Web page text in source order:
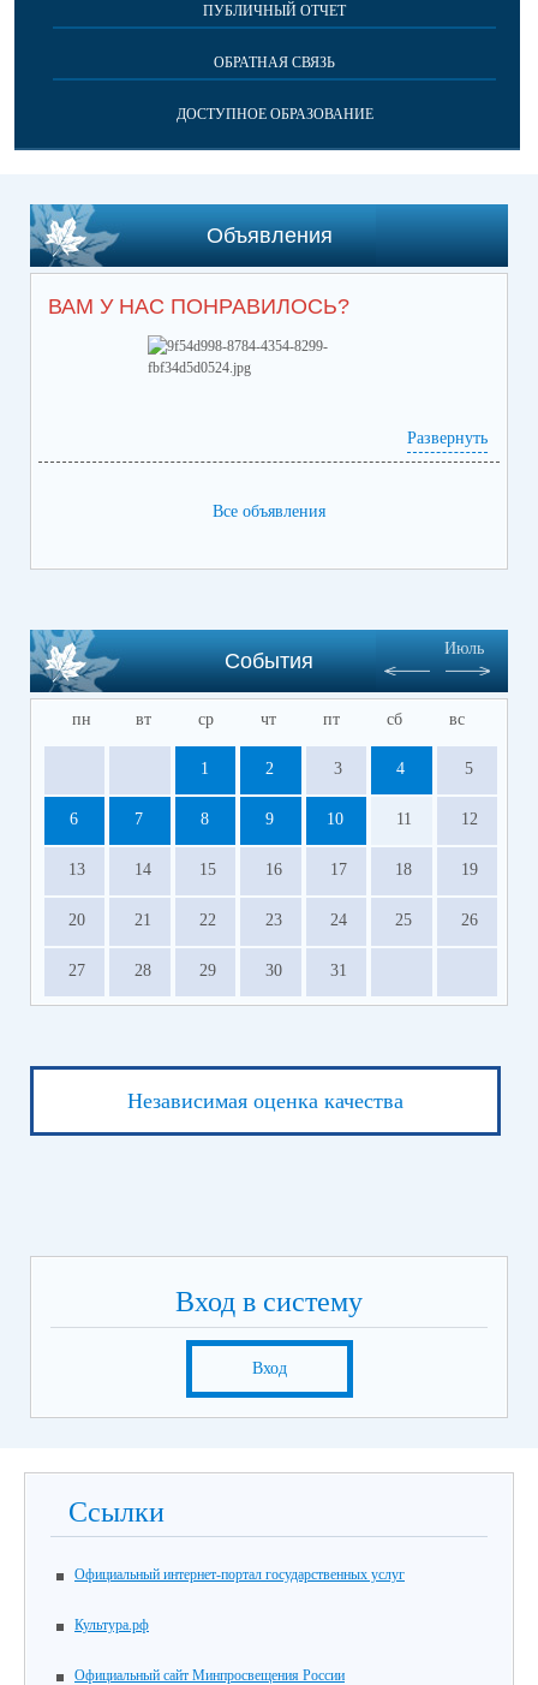
ПУБЛИЧНЫЙ ОТЧЕТ
ОБРАТНАЯ СВЯЗЬ
ДОСТУПНОЕ ОБРАЗОВАНИЕ
Объявления
ВАМ У НАС ПОНРАВИЛОСЬ?
Развернуть
Все объявления
События
Июль
пн вт ср чт пт сб вс
1 2 3 4 5
6 7 8 9 10 11 12
13 14 15 16 17 18 19
20 21 22 23 24 25 26
27 28 29 30 31
Независимая оценка качества
Вход в систему
Вход
Ссылки
Официальный интернет-портал государственных услуг
Культура.рф
Официальный сайт Минпросвещения России